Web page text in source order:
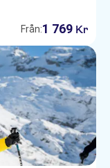
Från:1 769 Kr